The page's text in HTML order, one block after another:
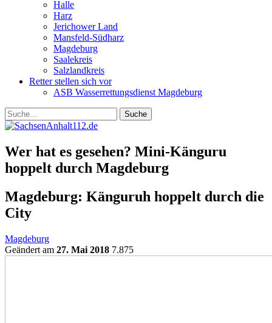
Halle
Harz
Jerichower Land
Mansfeld-Südharz
Magdeburg
Saalekreis
Salzlandkreis
Retter stellen sich vor
ASB Wasserrettungsdienst Magdeburg
Wer hat es gesehen? Mini-Känguru
hoppelt durch Magdeburg
Magdeburg: Känguruh hoppelt durch die
City
Magdeburg
Geändert am 27. Mai 2018 7.875